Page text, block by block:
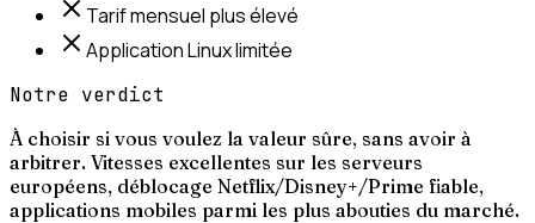
Tarif mensuel plus élevé
Application Linux limitée
Notre verdict
À choisir si vous voulez la valeur sûre, sans avoir à
arbitrer. Vitesses excellentes sur les serveurs
européens, déblocage Netflix/Disney+/Prime fiable,
applications mobiles parmi les plus abouties du marché.